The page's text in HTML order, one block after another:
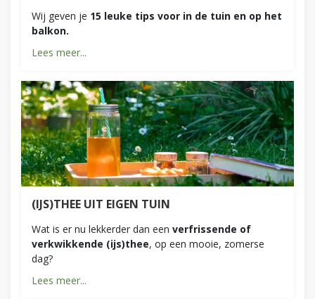
Wij geven je 15 leuke tips voor in de tuin en op het
balkon.
Lees meer...
(IJS)THEE UIT EIGEN TUIN
Wat is er nu lekkerder dan een verfrissende of
verkwikkende (ijs)thee, op een mooie, zomerse
dag?
Lees meer...